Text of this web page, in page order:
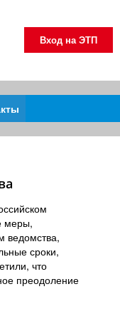
Вход на ЭТП
меры,
ведомства,
сроки,
что
преодоление